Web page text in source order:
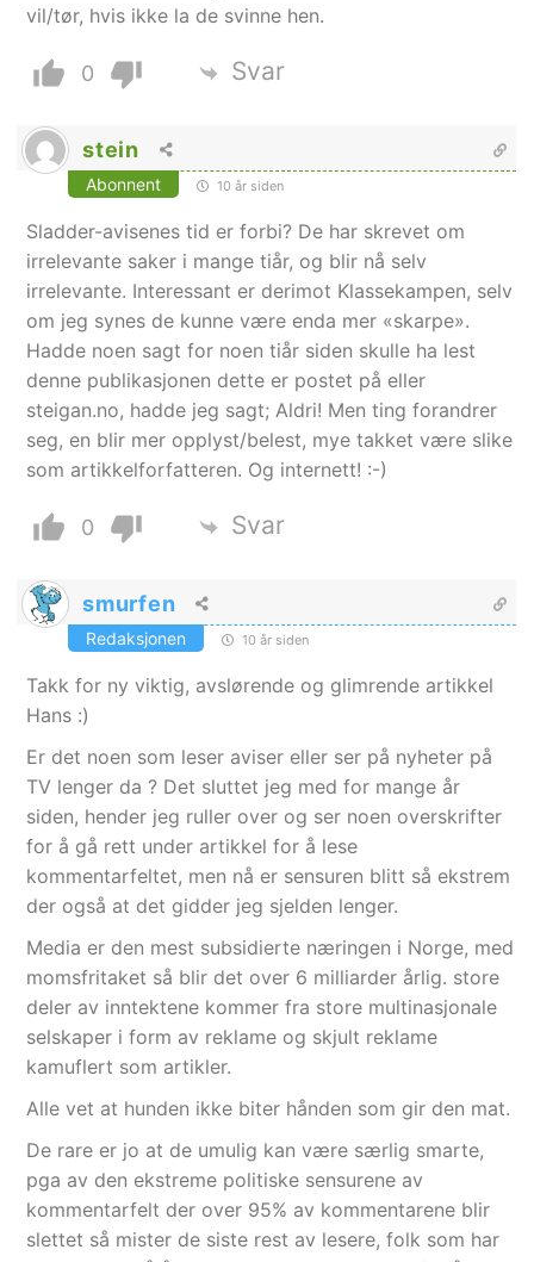
vil/tør, hvis ikke la de svinne hen.
0 Svar
stein
Abonnent 10 år siden
Sladder-avisenes tid er forbi? De har skrevet om
irrelevante saker i mange tiår, og blir nå selv
irrelevante. Interessant er derimot Klassekampen, selv
om jeg synes de kunne være enda mer «skarpe».
Hadde noen sagt for noen tiår siden skulle ha lest
denne publikasjonen dette er postet på eller
steigan.no, hadde jeg sagt; Aldri! Men ting forandrer
seg, en blir mer opplyst/belest, mye takket være slike
som artikkelforfatteren. Og internett! :-)
0 Svar
smurfen
Redaksjonen 10 år siden
Takk for ny viktig, avslørende og glimrende artikkel
Hans :)
Er det noen som leser aviser eller ser på nyheter på
TV lenger da ? Det sluttet jeg med for mange år
siden, hender jeg ruller over og ser noen overskrifter
for å gå rett under artikkel for å lese
kommentarfeltet, men nå er sensuren blitt så ekstrem
der også at det gidder jeg sjelden lenger.
Media er den mest subsidierte næringen i Norge, med
momsfritaket så blir det over 6 milliarder årlig. store
deler av inntektene kommer fra store multinasjonale
selskaper i form av reklame og skjult reklame
kamuflert som artikler.
Alle vet at hunden ikke biter hånden som gir den mat.
De rare er jo at de umulig kan være særlig smarte,
pga av den ekstreme politiske sensurene av
kommentarfelt der over 95% av kommentarene blir
slettet så mister de siste rest av lesere, folk som har